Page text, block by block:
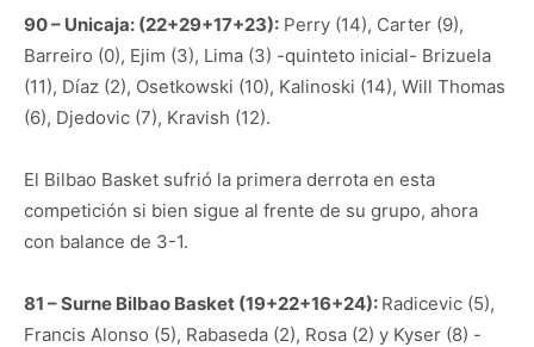
90 – Unicaja: (22+29+17+23): Perry (14), Carter (9),
Barreiro (0), Ejim (3), Lima (3) -quinteto inicial- Brizuela
(11), Díaz (2), Osetkowski (10), Kalinoski (14), Will Thomas
(6), Djedovic (7), Kravish (12).
El Bilbao Basket sufrió la primera derrota en esta
competición si bien sigue al frente de su grupo, ahora
con balance de 3-1.
81 – Surne Bilbao Basket (19+22+16+24): Radicevic (5),
Francis Alonso (5), Rabaseda (2), Rosa (2) y Kyser (8) -